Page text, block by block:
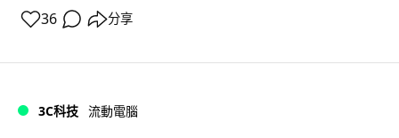
36 分享
3C科技 流動電腦